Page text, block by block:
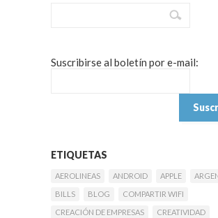
Suscribirse al boletín por e-mail:
ETIQUETAS
AEROLINEAS ANDROID APPLE
BILLS
BLOG
COMPARTIR WIFI
CREACIÓN DE EMPRESAS
CREATIVIDAD